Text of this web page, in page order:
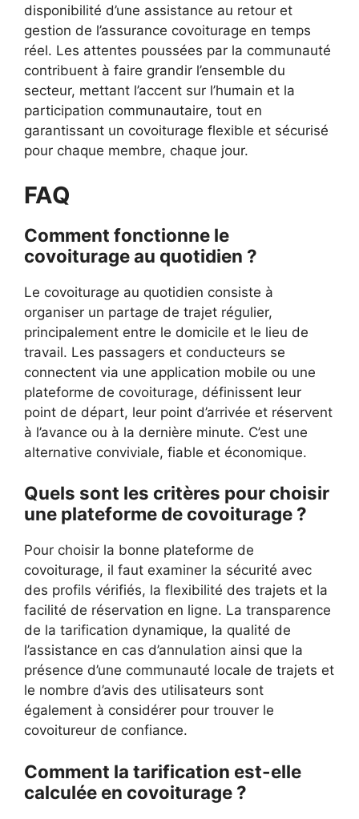
disponibilité d’une assistance au retour et
gestion de l’assurance covoiturage en temps
réel. Les attentes poussées par la communauté
contribuent à faire grandir l’ensemble du
secteur, mettant l’accent sur l’humain et la
participation communautaire, tout en
garantissant un covoiturage flexible et sécurisé
pour chaque membre, chaque jour.
FAQ
Comment fonctionne le
covoiturage au quotidien ?
Le covoiturage au quotidien consiste à
organiser un partage de trajet régulier,
principalement entre le domicile et le lieu de
travail. Les passagers et conducteurs se
connectent via une application mobile ou une
plateforme de covoiturage, définissent leur
point de départ, leur point d’arrivée et réservent
à l’avance ou à la dernière minute. C’est une
alternative conviviale, fiable et économique.
Quels sont les critères pour choisir
une plateforme de covoiturage ?
Pour choisir la bonne plateforme de
covoiturage, il faut examiner la sécurité avec
des profils vérifiés, la flexibilité des trajets et la
facilité de réservation en ligne. La transparence
de la tarification dynamique, la qualité de
l’assistance en cas d’annulation ainsi que la
présence d’une communauté locale de trajets et
le nombre d’avis des utilisateurs sont
également à considérer pour trouver le
covoitureur de confiance.
Comment la tarification est-elle
calculée en covoiturage ?